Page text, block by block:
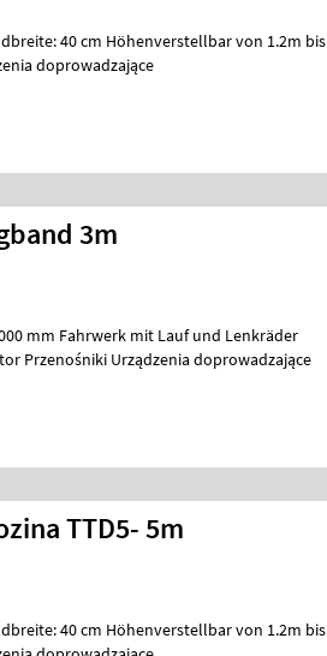
40 cm Höhenverstellbar von 1.2m bis
doprowadzające
3m
mm Fahrwerk mit Lauf und Lenkräder
Elektromotor mit Reduktor Przenośniki Urządzenia doprowadzające
TTD5- 5m
40 cm Höhenverstellbar von 1.2m bis